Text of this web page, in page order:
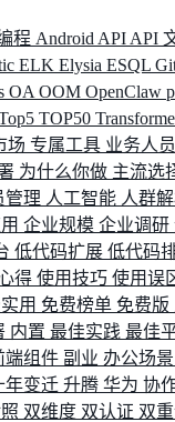
程 Android API API
ELK Elysia ESQL
OA OOM OpenClaw
TOP50
场 专属工具 业务人员
为什么你做 主流选
管理 人工智能 人群
企业规模 企业调研
低代码扩展 低代码
得 使用技巧 使用误
用 免费榜单 免费版
内置 最佳实践 最佳
端组件 副业 办公场景
年变迁 升腾 华为 协
双维度 双认证 双